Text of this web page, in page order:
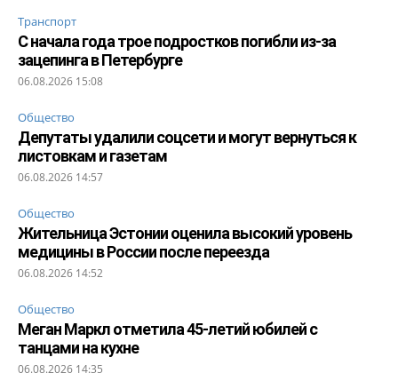
Транспорт
С начала года трое подростков погибли из-за
зацепинга в Петербурге
06.08.2026 15:08
Общество
Депутаты удалили соцсети и могут вернуться к
листовкам и газетам
06.08.2026 14:57
Общество
Жительница Эстонии оценила высокий уровень
медицины в России после переезда
06.08.2026 14:52
Общество
Меган Маркл отметила 45-летий юбилей с
танцами на кухне
06.08.2026 14:35